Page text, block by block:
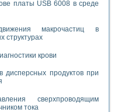
платы USB 6008 в среде
макрочастиц в
структурах
крови
дисперсных продуктов при
сверхпроводящим
тока